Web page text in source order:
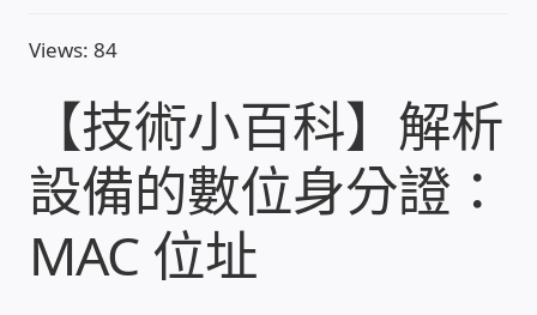
頭份獅子會
竹南百齡扶輪社
收費標準依據
照片紀實影音
Views: 84
【技術小百科】解析
設備的數位身分證：
MAC 位址